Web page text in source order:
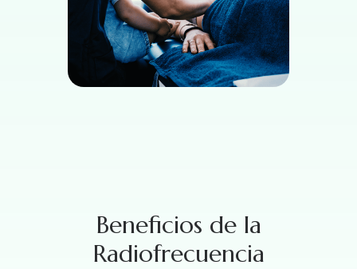
Beneficios de la
Radiofrecuencia